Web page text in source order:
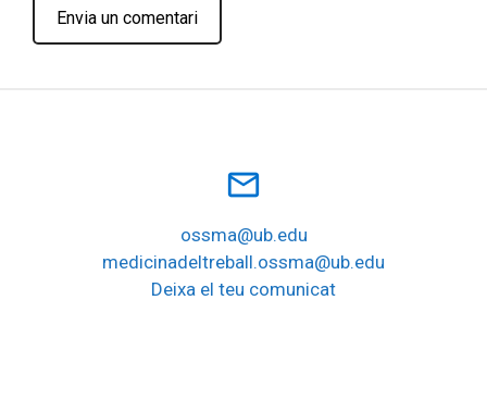
mail_outline
ossma@ub.edu
medicinadeltreball.ossma@ub.edu
Deixa el teu comunicat